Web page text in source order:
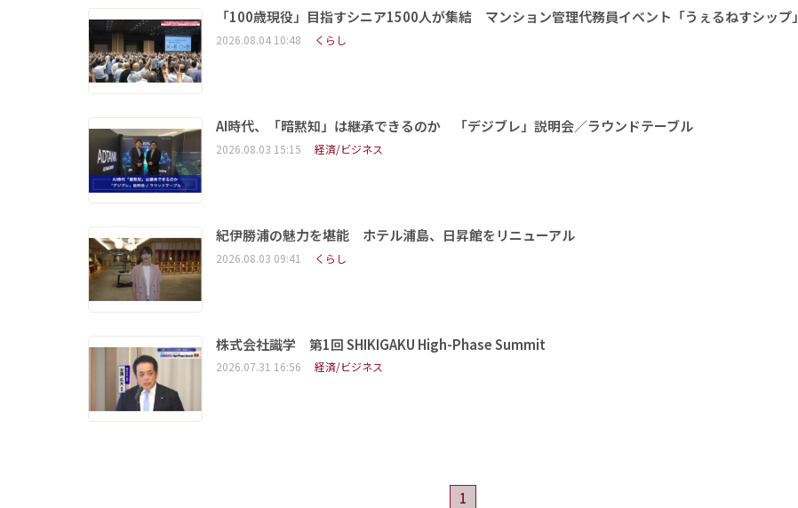
「100歳現役」目指すシニア1500人が集結 マンション管理代務員イベント「うぇるねすシップ」
2026.08.04 10:48 くらし
AI時代、「暗黙知」は継承できるのか 「デジブレ」説明会／ラウンドテーブル
2026.08.03 15:15 経済/ビジネス
紀伊勝浦の魅力を堪能 ホテル浦島、日昇館をリニューアル
2026.08.03 09:41 くらし
株式会社識学 第1回 SHIKIGAKU High-Phase Summit
2026.07.31 16:56 経済/ビジネス
1